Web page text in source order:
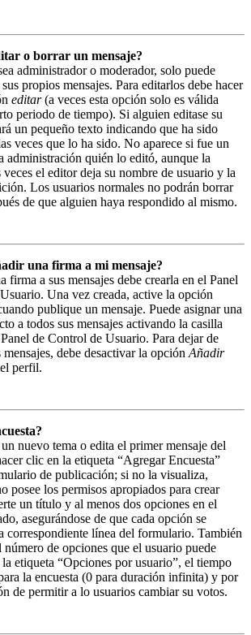
o borrar un mensaje?
administrador o moderador, solo puede
propios mensajes. Para editarlos debe hacer
editar(a veces esta opción solo es válida
periodo de tiempo). Si alguien editase su
un pequeño texto indicando que ha sido
veces que lo ha sido. No aparece si fue un
administración quién lo editó, aunque la
veces el editor deja su nombre de usuario y la
Los usuarios normales no podrán borrar
de que alguien haya respondido al mismo.
una firma a mi mensaje?
firma a sus mensajes debe crearla en el Panel
Una vez creada, active la opción
publique un mensaje. Puede asignar una
a todos sus mensajes activando la casilla
de Control de Usuario. Para dejar de
debe desactivar la opción Añadir
perfil.
nuevo tema o edita el primer mensaje del
clic en la etiqueta “Agregar Encuesta”
de publicación; si no la visualiza,
posee los permisos apropiados para crear
un título y al menos dos opciones en el
asegurándose de que cada opción se
correspondiente línea del formulario. También
número de opciones que el usuario puede
etiqueta “Opciones por usuario”, el tiempo
la encuesta (0 para duración infinita) y por
de permitir a lo usuarios cambiar su votos.